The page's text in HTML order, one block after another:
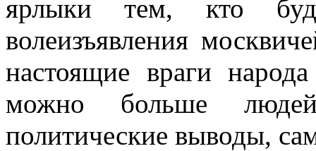
ярлыки тем, кто
волеизъявления
настоящие враги
можно больше
политические выводы,